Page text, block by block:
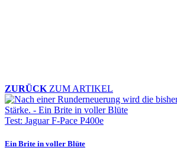
ZURÜCK ZUM ARTIKEL
Test: Jaguar F-Pace P400e
Ein Brite in voller Blüte